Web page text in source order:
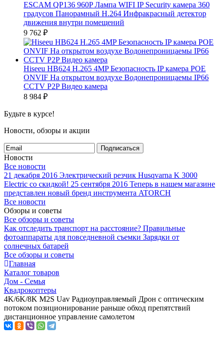
ESCAM QP136 960P Лампа WIFI IP Security камера 360
градусов Панорамный H.264 Инфракрасный детектор
движения внутри помещений
9 762 ₽
Hiseeu HB624 H.265 4MP Безопасность IP камера POE
ONVIF На открытом воздухе Водонепроницаемы IP66
CCTV P2P Видео камера
8 984 ₽
Будьте в курсе!
Новости, обзоры и акции
Подписаться
Новости
Все новости
21 декабря 2016 Электрический резчик Husqvarna K 3000
Electric со скидкой! 25 сентября 2016 Теперь в нашем магазине
представлен новый бренд инструмента ATORCH
Все новости
Обзоры и советы
Все обзоры и советы
Как отследить транспорт на расстояние? Правильные
фотоаппараты для повседневной съемки Зарядки от
солнечных батарей
Все обзоры и советы
Главная
Каталог товаров
Дом - Семья
Квадрокоптеры
4K/6K/8K M2S Uav Радиоуправляемый Дрон с оптическим
потоком позиционирование раньше обход препятствий
дистанционное управление самолетом